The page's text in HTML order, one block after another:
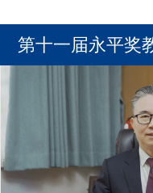
第十一届永平奖